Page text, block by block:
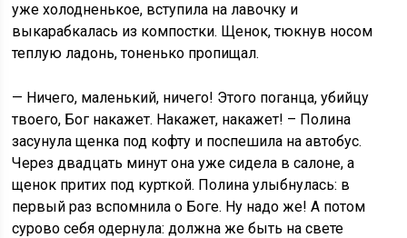
уже холодненькое, вступила на лавочку и
выкарабкалась из компостки. Щенок, тюкнув носом
теплую ладонь, тоненько пропищал.
— Ничего, маленький, ничего! Этого поганца, убийцу
твоего, Бог накажет. Накажет, накажет! – Полина
засунула щенка под кофту и поспешила на автобус.
Через двадцать минут она уже сидела в салоне, а
щенок притих под курткой. Полина улыбнулась: в
первый раз вспомнила о Боге. Ну надо же! А потом
сурово себя одернула: должна же быть на свете